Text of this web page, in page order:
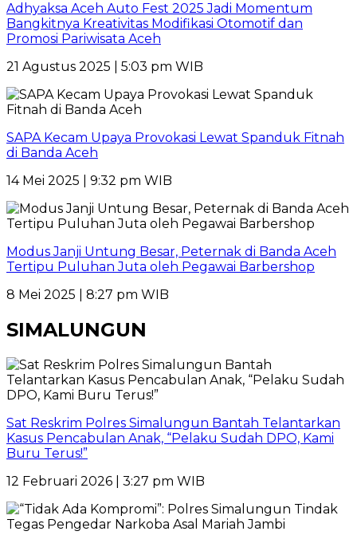
Adhyaksa Aceh Auto Fest 2025 Jadi Momentum
Bangkitnya Kreativitas Modifikasi Otomotif dan
Promosi Pariwisata Aceh
21 Agustus 2025 | 5:03 pm WIB
SAPA Kecam Upaya Provokasi Lewat Spanduk Fitnah
di Banda Aceh
14 Mei 2025 | 9:32 pm WIB
Modus Janji Untung Besar, Peternak di Banda Aceh
Tertipu Puluhan Juta oleh Pegawai Barbershop
8 Mei 2025 | 8:27 pm WIB
SIMALUNGUN
Sat Reskrim Polres Simalungun Bantah Telantarkan
Kasus Pencabulan Anak, “Pelaku Sudah DPO, Kami
Buru Terus!”
12 Februari 2026 | 3:27 pm WIB